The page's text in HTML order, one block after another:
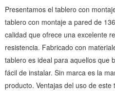
Presentamos el tablero con
tablero con montaje a pared de
calidad que ofrece una excelente
resistencia. Fabricado con
tablero es ideal para aquellos que
fácil de instalar. Sin marca es la
producto. Ventajas del uso de